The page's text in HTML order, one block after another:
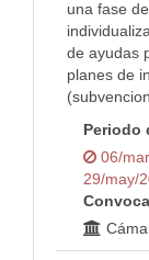
una fase
de ayudas
planes de
Periodo
06/
29/may/